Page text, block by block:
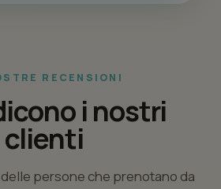
RECENSIONI
i nostri
clienti
persone che prenotano da